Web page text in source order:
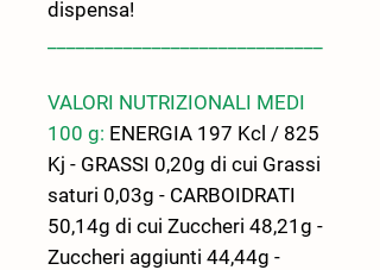
dispensa!
VALORI NUTRIZIONALI MEDI
100 g: ENERGIA 197 Kcl / 825
Kj - GRASSI 0,20g di cui Grassi
saturi 0,03g - CARBOIDRATI
50,14g di cui Zuccheri 48,21g -
Zuccheri aggiunti 44,44g -